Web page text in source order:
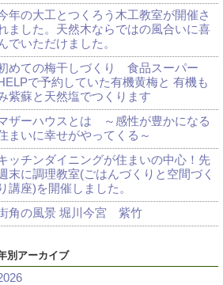
年の大工とつくろう木工教室が開催さ
ました。天然木ならではの風合いに喜
でいただけました。
めての梅干しづくり 食品スーパー
で予約していた有機黄梅と 有機も
紫蘇と天然塩でつくります
ザーハウスとは ～感性が豊かになる
まいに幸せがやってくる～
ッチンダイニングが住まいの中心！先
末に調理教室(ごはんづくりと空間づく
り講座)を開催しました。
角の風景 堀川今宮 紫竹
別アーカイブ